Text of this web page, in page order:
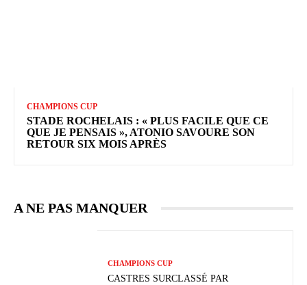
CHAMPIONS CUP
STADE ROCHELAIS : « PLUS FACILE QUE CE
QUE JE PENSAIS », ATONIO SAVOURE SON
RETOUR SIX MOIS APRÈS
A NE PAS MANQUER
CHAMPIONS CUP
CASTRES SURCLASSÉ PAR